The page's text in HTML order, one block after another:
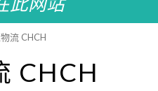
流 CHCH
CHCH